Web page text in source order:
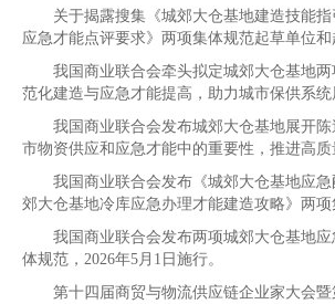
关于揭露搜集《城郊大仓基地建造技能指
应急才能点评要求》两项集体规范起草单位
我国商业联合会牵头拟定城郊大仓基地两
范化建造与应急才能提高，助力城市保供系统
我国商业联合会发布城郊大仓基地展开陈
市物资供应和应急才能中的重要性，推进高质
我国商业联合会发布《城郊大仓基地应急
郊大仓基地冷库应急办理才能建造攻略》两项
我国商业联合会发布两项城郊大仓基地应
体规范，2026年5月1日施行。
第十四届商贸与物流供应链企业家大会暨